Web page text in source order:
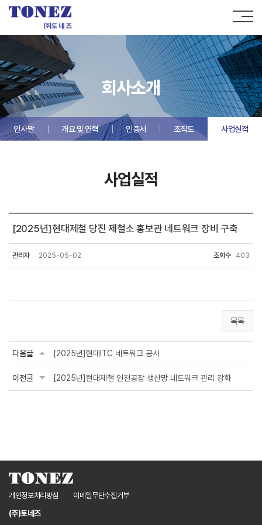
회사소개
인사말 개요 및 연혁 인증서 조직도 사업실적
사업실적
[2025년]현대제철 당진 제철소 홍보관 네트워크 장비 구축
관리자 2025-05-02 조회수 403
목록
다음글 [2025년]현대ITC 네트워크 공사
이전글 [2025년]현대제철 인천공장 생산망 네트워크 관리 강화
개인정보처리방침 이메일무단수집거부
(주)토네즈